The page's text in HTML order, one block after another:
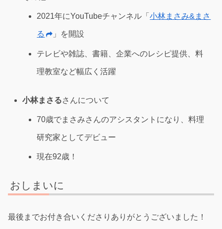
2021年にYouTubeチャンネル「小林まさみ&まさ
る 」を開設
テレビや雑誌、書籍、企業へのレシピ提供、料
理教室など幅広く活躍
小林まさるさんについて
70歳でまさみさんのアシスタントになり、料理
研究家としてデビュー
現在92歳！
おしまいに
最後までお付き合いくださりありがとうございました！